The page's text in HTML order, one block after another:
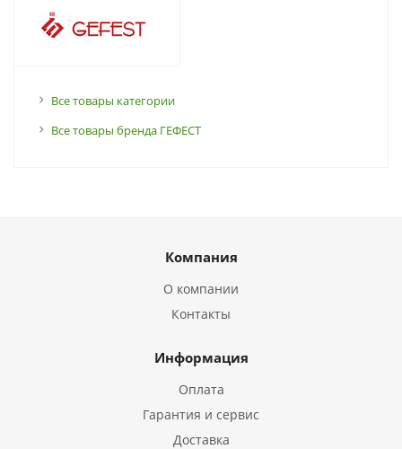
Все товары категории
Все товары бренда ГЕФЕСТ
Компания
О компании
Контакты
Информация
Оплата
Гарантия и сервис
Доставка